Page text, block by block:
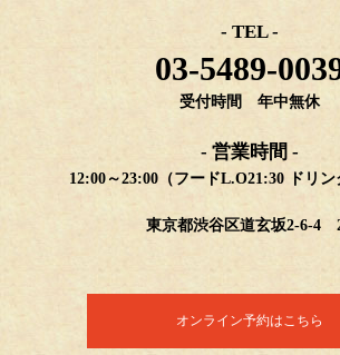
- TEL -
03-5489-
受付時間 年中無休
- 営業時間 -
12:00～23:00（フードL.O21:30 ドリン
東京都渋谷区道玄坂2-6-4
オンライン予約はこちら